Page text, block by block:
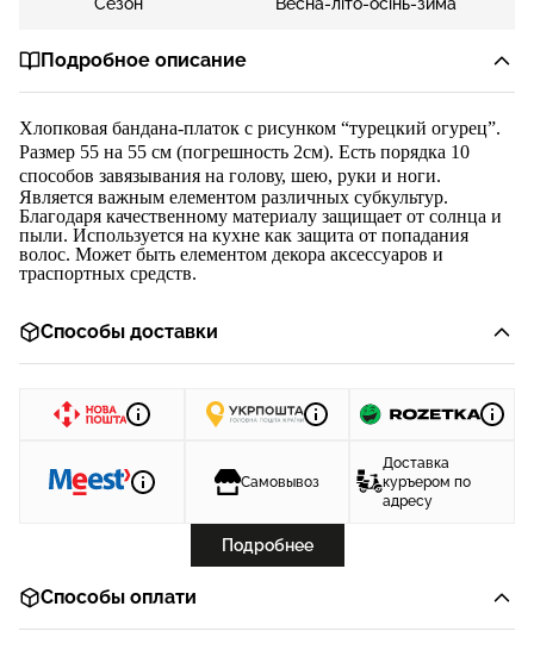
Подробное описание
Хлопковая бандана-платок с рисунком “турецкий огурец”.
Размер 55 на 55 см (погрешность 2см). Есть порядка 10
способов завязывания на голову, шею, руки и ноги.
Является важным елементом различных субкультур.
Благодаря качественному материалу защищает от солнца и
пыли. Используется на кухне как защита от попадания
волос. Может быть елементом декора аксессуаров и
траспортных средств.
Способы доставки
Самовывоз
Доставка
куръером по
адресу
Подробнее
Способы оплати